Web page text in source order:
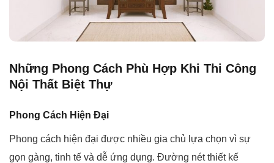
Những Phong Cách Phù Hợp Khi Thi Công
Nội Thất Biệt Thự
Phong Cách Hiện Đại
Phong cách hiện đại được nhiều gia chủ lựa chọn vì sự
gọn gàng, tinh tế và dễ ứng dụng. Đường nét thiết kế